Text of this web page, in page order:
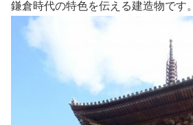
鎌倉時代の特色を伝える建造物です。